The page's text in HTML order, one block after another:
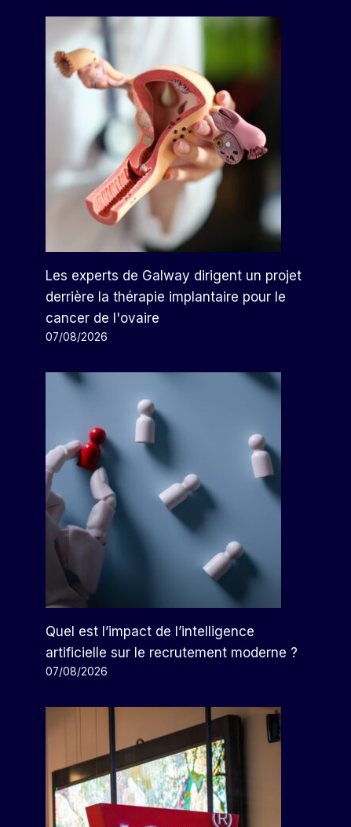
Chute Des Achats De Bœuf
11/11/2025
Les experts de Galway dirigent un projet
derrière la thérapie implantaire pour le
cancer de l'ovaire
07/08/2026
Quel est l’impact de l’intelligence
artificielle sur le recrutement moderne ?
07/08/2026